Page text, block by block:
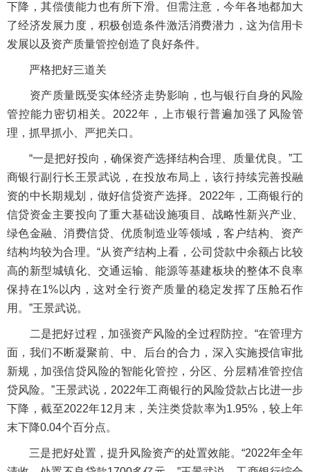
下降，其偿债能力也有所下滑。但需注意，今年各地都加大
了经济发展力度，积极创造条件激活消费潜力，这为信用卡
发展以及资产质量管控创造了良好条件。
严格把好三道关
资产质量既受实体经济走势影响，也与银行自身的风险
管控能力密切相关。2022年，上市银行普遍加强了风险管
理，抓早抓小、严把关口。
“一是把好投向，确保资产选择结构合理、质量优良。”工
商银行副行长王景武说，在投放布局上，该行持续完善投融
资的中长期规划，做好信贷资产选择。2022年，工商银行的
信贷资金主要投向了重大基础设施项目、战略性新兴产业、
绿色金融、消费信贷、优质制造业等领域，客户结构、资产
结构均较为合理。“从资产结构上看，公司贷款中余额占比较
高的新型城镇化、交通运输、能源等基建板块的整体不良率
保持在1%以内，这对全行资产质量的稳定发挥了压舱石作
用。”王景武说。
二是把好过程，加强资产风险的全过程防控。“在管理方
面，我们不断凝聚前、中、后台的合力，深入实施授信审批
新规，加强信贷风险的智能化管控，分区、分层精准管控信
贷风险。”王景武说，2022年工商银行的风险贷款占比进一步
下降，截至2022年12月末，关注类贷款率为1.95%，较上年
末下降0.04个百分点。
三是把好处置，提升风险资产的处置效能。“2022年全年